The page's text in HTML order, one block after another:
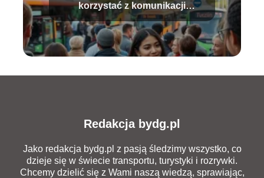
korzystać z komunikacji
miejskiej?
Redakcja bydg.pl
Jako redakcja bydg.pl z pasją śledzimy wszystko, co
dzieje się w świecie transportu, turystyki i rozrywki.
Chcemy dzielić się z Wami naszą wiedzą, sprawiając,